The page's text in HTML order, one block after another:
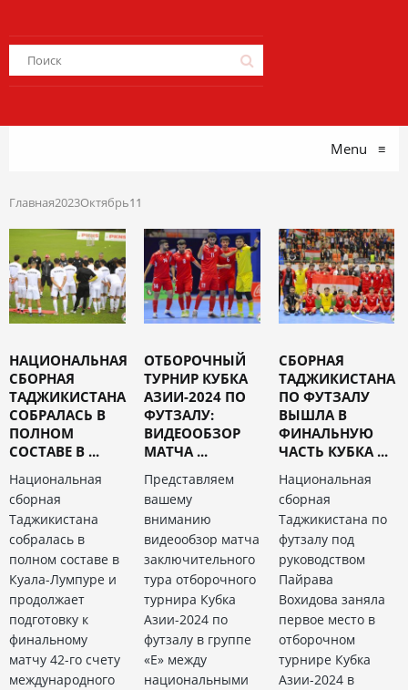
Menu ≡
Главная2023Октябрь11
НАЦИОНАЛЬНАЯ
СБОРНАЯ
ТАДЖИКИСТАНА
СОБРАЛАСЬ В
ПОЛНОМ
СОСТАВЕ В ...
Национальная
сборная
Таджикистана
собралась в
полном составе в
Куала-Лумпуре и
продолжает
подготовку к
финальному
матчу 42-го счету
международного
ОТБОРОЧНЫЙ
ТУРНИР КУБКА
АЗИИ-2024 ПО
ФУТЗАЛУ:
ВИДЕООБЗОР
МАТЧА ...
Представляем
вашему
вниманию
видеообзор матча
заключительного
тура отборочного
турнира Кубка
Азии-2024 по
футзалу в группе
«Е» между
национальными
СБОРНАЯ
ТАДЖИКИСТАНА
ПО ФУТЗАЛУ
ВЫШЛА В
ФИНАЛЬНУЮ
ЧАСТЬ КУБКА ...
Национальная
сборная
Таджикистана по
футзалу под
руководством
Пайрава
Вохидова заняла
первое место в
отборочном
турнире Кубка
Азии-2024 в